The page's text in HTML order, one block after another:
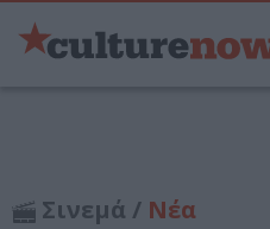
Σινεμά / Νέα